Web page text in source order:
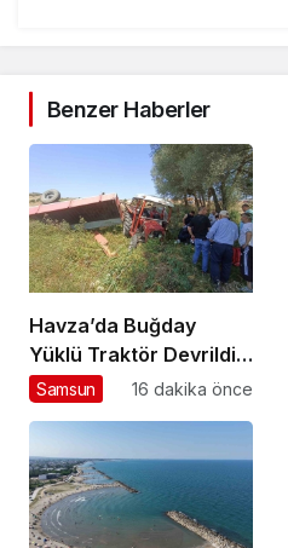
Benzer Haberler
Havza’da Buğday
Yüklü Traktör Devrildi:
1 Yaralı
Samsun 16 dakika önce